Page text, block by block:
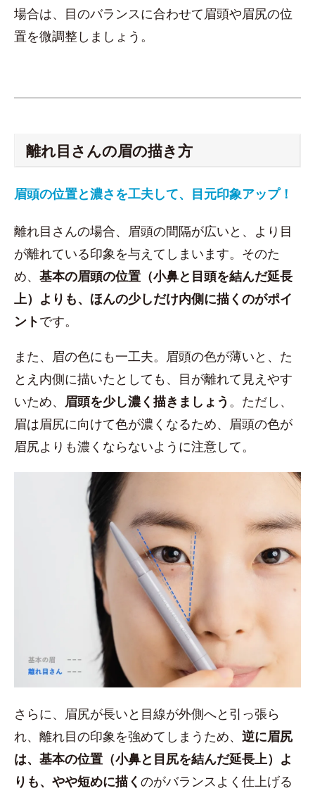
場合は、目のバランスに合わせて眉頭や眉尻の位
置を微調整しましょう。
離れ目さんの眉の描き方
眉頭の位置と濃さを工夫して、目元印象アップ！
離れ目さんの場合、眉頭の間隔が広いと、より目
が離れている印象を与えてしまいます。そのた
め、 基本の眉頭の位置（小鼻と目頭を結んだ延長
上）よりも、ほんの少しだけ内側に描くのがポイ
ントです。
また、眉の色にも一工夫。眉頭の色が薄いと、た
とえ内側に描いたとしても、目が離れて見えやす
いため、 眉頭を少し濃く描きましょう 。ただし、
眉は眉尻に向けて色が濃くなるため、眉頭の色が
眉尻よりも濃くならないように注意して。
さらに、眉尻が長いと目線が外側へと引っ張ら
れ、離れ目の印象を強めてしまうため、 逆に眉尻
は、基本の位置（小鼻と目尻を結んだ延長上）よ
りも、やや短めに描く のがバランスよく仕上げる